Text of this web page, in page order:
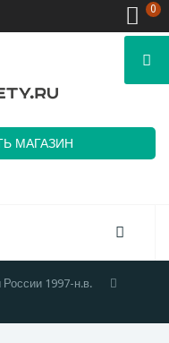
МАГАЗИН
1997-н.в.
0